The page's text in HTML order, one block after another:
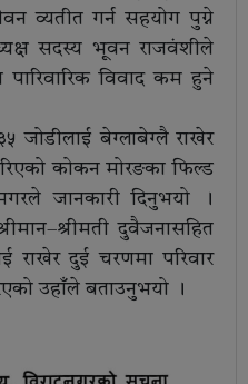
व्यतीत गर्न सहयोग पुग्ने
सदस्य भूवन राजवंशीले
पारिवारिक विवाद कम हुने
जोडीलाई बेग्लाबेग्लै राखेर
कोकन मोरङका फिल्ड
जानकारी दिनुभयो ।
दुवैजनासहित
राखेर दुई चरणमा परिवार
उहाँले बताउनुभयो ।